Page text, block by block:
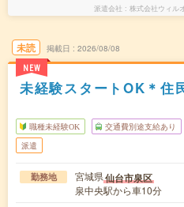
派遣会社 株式会社ウィル
未読
NEW
掲載日 2026/08/08
未経験スタートOK＊住
職種未経験OK 交通費別途支給あり
派遣
勤務地 宮城県仙台市泉区
泉中央駅から車10分